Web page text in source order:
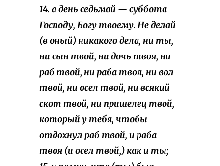
14. а день седьмой — суббота
Господу, Богу твоему. Не делай
(в оный) никакого дела, ни ты,
ни сын твой, ни дочь твоя, ни
раб твой, ни раба твоя, ни вол
твой, ни осел твой, ни всякий
скот твой, ни пришелец твой,
который у тебя, чтобы
отдохнул раб твой, и раба
твоя (и осел твой,) как и ты;